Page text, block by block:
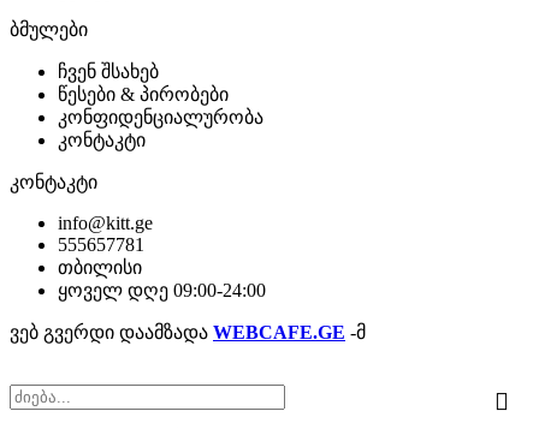
ბმულები
ჩვენ შსახებ
წესები & პირობები
კონფიდენციალურობა
კონტაკტი
კონტაკტი
info@kitt.ge
555657781
თბილისი
ყოველ დღე 09:00-24:00
ვებ გვერდი დაამზადა WEBCAFE.GE -მ